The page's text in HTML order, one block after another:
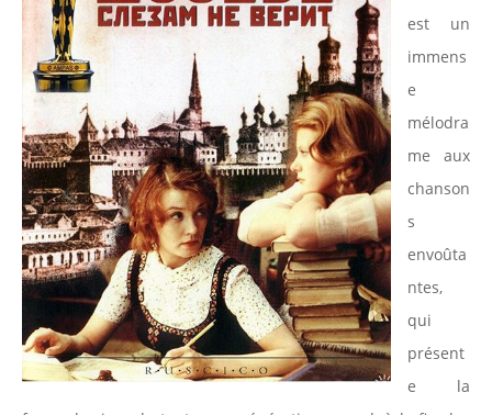
est un
immens
e
mélodra
me aux
chanson
s
envoûta
ntes,
qui
présent
e la